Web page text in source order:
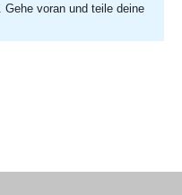
Gehe voran und teile deine